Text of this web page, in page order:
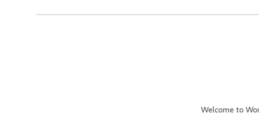
Welcome to